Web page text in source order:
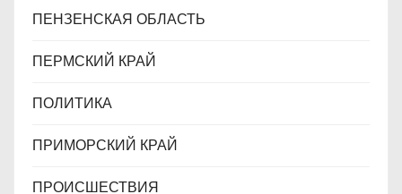
ПЕНЗЕНСКАЯ ОБЛАСТЬ
ПЕРМСКИЙ КРАЙ
ПОЛИТИКА
ПРИМОРСКИЙ КРАЙ
ПРОИСШЕСТВИЯ